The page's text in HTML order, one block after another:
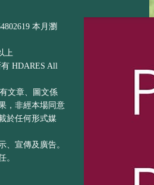
本月瀏
上
HDARES All
文章、圖文係
，非經本場同意
於任何形式媒
、宣傳及廣告。
。